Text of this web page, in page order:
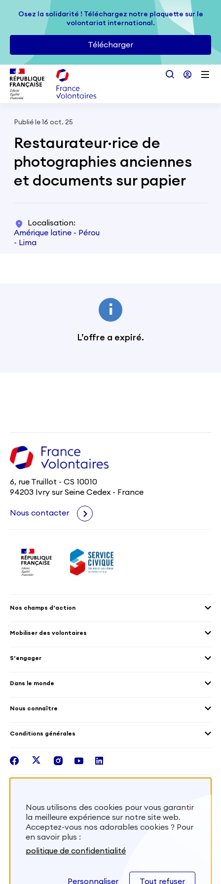
Passer au contenu principal
Osez la solidarité ! Téléchargez notre plaquette sur le
volontariat international.
Télécharger
Osez la solidarité ! Téléchargez notre plaquette sur le
volontariat international.
Télécharger
Publié le 16 oct. 25
Restaurateur·rice de
photographies anciennes
et documents sur papier
Localisation
Amérique latine - Pérou
- Lima
L’offre a expiré.
6, rue Truillot - CS 10010
94203 Ivry sur Seine Cedex - France
Nous contacter
Nos champs d’action
Culture et patrimoine
Mobilités croisées
Santé
Mobiliser des volontaires
Accueillir des volontaires
S’engager
Les différents dispositifs de volontariat
Dans le monde
Nous connaître
Les missions de France Volontaires
Intégrer nos équipes
Conditions générales
facebook
twitterinstagram
youtubelinkedin
S'inscrire
Besoin d’aide? Visitez notre foire aux
Nous utilisons des cookies pour vous garantir
la meilleure expérience sur notre site web.
Acceptez-vous nos adorables cookies ? Pour
en savoir plus :
politique de confidentialité
Personnaliser Tout refuser